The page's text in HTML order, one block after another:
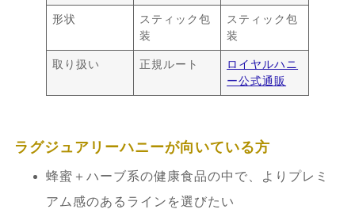
形状
スティック包
装
スティック包
装
取り扱い 正規ルート
ロイヤルハニ
ー公式通販
ラグジュアリーハニーが向いている方
蜂蜜＋ハーブ系の健康食品の中で、よりプレミ
アム感のあるラインを選びたい